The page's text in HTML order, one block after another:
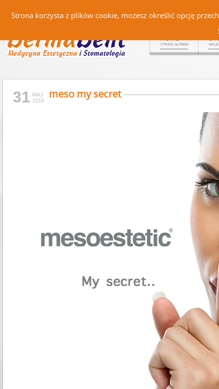
HOME
STRONA GŁÓWNA
O
KIM
31 MAJ
2016
meso my secret
Strona korzysta z plików cookie, możesz określić opcję